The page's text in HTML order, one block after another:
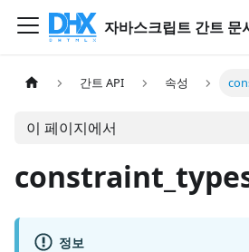
자바스크립트 간트 문
간트 API 속성
이 페이지에서
정보